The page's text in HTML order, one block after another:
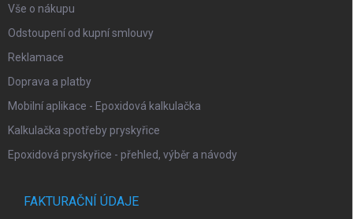
Vše o nákupu
Odstoupení od kupní smlouvy
Reklamace
Doprava a platby
Mobilní aplikace - Epoxidová kalkulačka
Kalkulačka spotřeby pryskyřice
Epoxidová pryskyřice - přehled, výběr a návody
FAKTURAČNÍ ÚDAJE